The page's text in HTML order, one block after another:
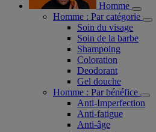
Homme
Homme : Par catégorie
Soin du visage
Soin de la barbe
Shampoing
Coloration
Deodorant
Gel douche
Homme : Par bénéfice
Anti-Imperfection
Anti-fatigue
Anti-âge